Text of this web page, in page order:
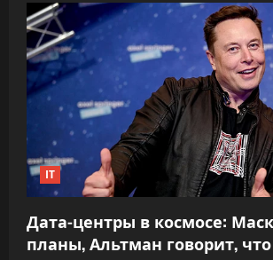
93%
разработчиков
используют
ИИ,
но
продуктивности
завис
на
10%
IT
Дата-центры в космосе:
планы, Альтман говорит, что